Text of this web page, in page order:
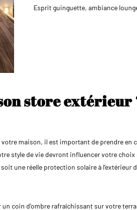
Esprit guinguette, ambiance
store extérieur
maison, il est important de prendre en
style de vie devront influencer votre
une réelle protection solaire à l’extérieur
coin d’ombre rafraîchissant sur votre